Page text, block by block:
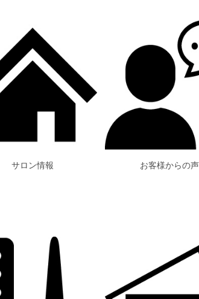
サロン情報 お客様からの声